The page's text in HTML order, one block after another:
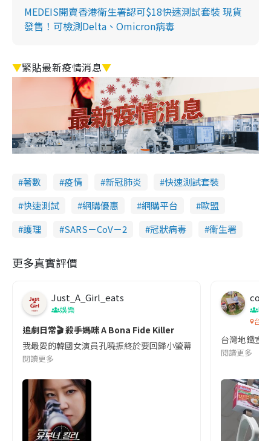
MEDEIS開賣香港衛生署認可$18快速測試套裝 現貨
發售！可檢測Delta、Omicron病毒
▼緊貼最新疫情消息▼
著數 疫情 新冠肺炎
快速測試套裝
快速測試
網購優惠 網購平台
歐盟
護理
SARS－CoV－2 冠狀病毒 衞生署
更多真實評價
Just_A_Girl_eats
娛樂
追劇日常🎬 殺手媽咪 A Bona Fide Killer
我最愛的韓國女演員孔曉振終於要回歸小螢幕啦!這次的劇本改編
閱讀更多
co
吹
台灣
台灣地鐵宣
閱讀更多